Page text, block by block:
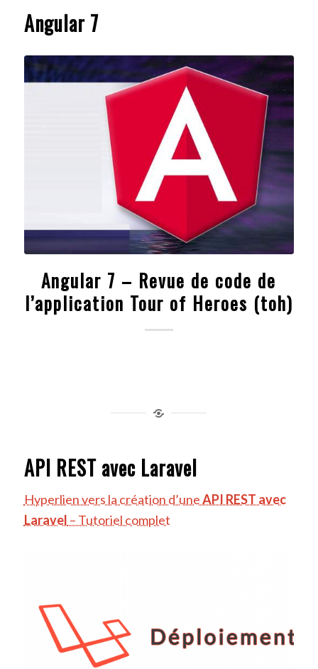
Angular 7
Angular 7 – Revue de code de
l’application Tour of Heroes (toh)
API REST avec Laravel
Hyperlien vers la création d’uneAPI REST avec
Laravel – Tutoriel complet